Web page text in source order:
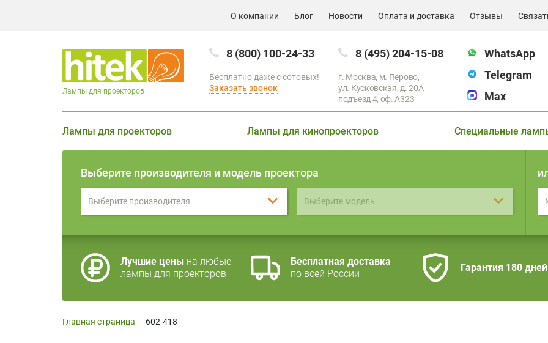
О компании Блог Новости Оплата и доставка Отзывы
8 (800) 100-24-33
Бесплатно даже с сотовых!
Заказать звонок
8 (495) 204-15-08
г. Москва, м. Перово,
ул. Кусковская, д. 20А,
подъезд 4, оф. A323
WhatsApp
Telegram
Max
Лампы для проекторов
Лампы для проекторов Лампы для кинопроекторов Специальные
Выберите производителя и модель проектора
Выберите производителя Выберите модель
Лучшие цены на любые
лампы для проекторов
Бесплатная доставка
по всей России
Гарантия 180 дней
Главная страница - 602-418